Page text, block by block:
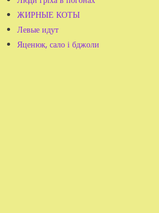
ЖИРНЫЕ КОТЫ
Левые идут
Яценюк, сало і бджоли